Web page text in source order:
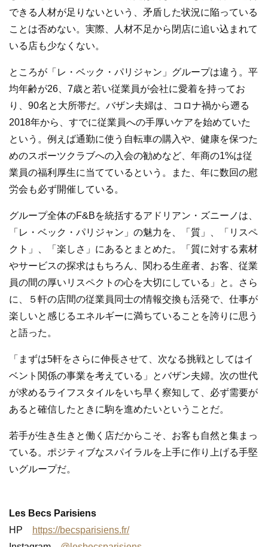
できる人材が足りないという、矛盾した状況に陥っている
ことは否めない。実際、人材不足から閉店に追い込まれて
いる店も少なくない。
ところが「レ・ベック・パリジャン」グループは違う。平
均年齢が26、7歳と若い従業員が会社に愛着を持ってお
り、90名と大所帯だ。バザン夫婦は、コロナ禍から遡る
2018年から、すでに従業員への手厚いケアを始めていた
という。例えば通勤に使う自転車の購入や、健康を保つた
めのスポーツクラブへの入会の勧めなど、年商の1%は従
業員の福利厚生に当てているという。また、年に数回の慰
労会も必ず開催している。
グループ全体のF&Bを統括するアドリアン・ズニーノは、
「レ・ベック・パリジャン」の魅力を、「質」、「リスペ
クト」、「楽しさ」にあるとまとめた。「質に対する素材
やサービスの探求はもちろん、関わる生産者、お客、従業
員の間の厚いリスペクトの心を大切にしている」と。さら
に、５軒の店間の従業員同士の情報交換も活発で、仕事が
楽しいと感じるエネルギーに満ちていることを誇りに思う
と語った。
「まずは5軒をさらに伸長させて、次なる挑戦としてはイ
ベント関係の事業を考えている」とバザン夫婦。次の世代
が求めるライフスタイルをいち早く察知して、必ず需要が
あると確信したときに駒を進めたいということだ。
若手が生き生きと働く店だからこそ、お客も自然と集まっ
ている。ポジティブなスパイラルを上手に作り上げる手堅
いグループだ。
Les Becs Parisiens
HP
https://becsparisiens.fr/